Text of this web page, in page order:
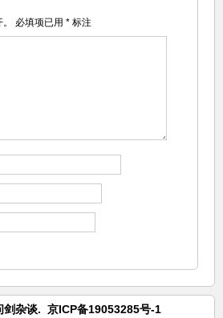
必填项已用 * 标注
杂谈. 京ICP备19053285号-1